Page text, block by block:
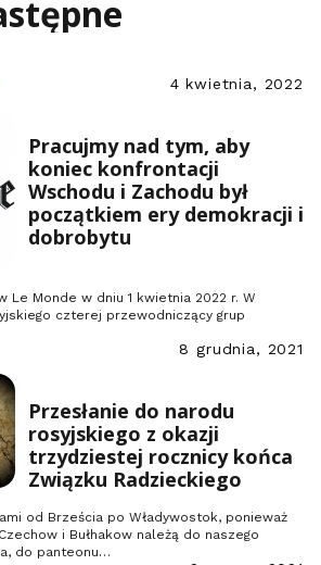
4 kwietnia, 2022
Pracujmy nad tym, aby
koniec konfrontacji
Wschodu i Zachodu był
początkiem ery demokracji i
dobrobytu
Le Monde w dniu 1 kwietnia 2022 r. W
czterej przewodniczący grup
8 grudnia, 2021
Przesłanie do narodu
rosyjskiego z okazji
trzydziestej rocznicy końca
Związku Radzieckiego
od Brześcia po Władywostok, ponieważ
i Bułhakow należą do naszego
do panteonu…